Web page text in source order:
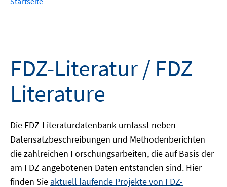
FDZ-Literatur / FDZ
Literature
Die FDZ-Literaturdatenbank umfasst neben
Datensatzbeschreibungen und Methodenberichten
die zahlreichen Forschungsarbeiten, die auf Basis der
am FDZ angebotenen Daten entstanden sind. Hier
finden Sie aktuell laufende Projekte von FDZ-